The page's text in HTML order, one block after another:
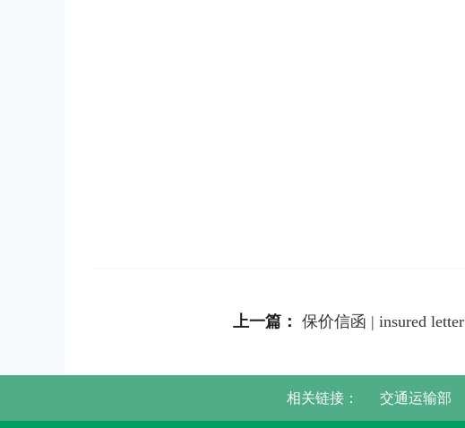
上一篇： 保价信函 | insured letter
相关链接： 交通运输部